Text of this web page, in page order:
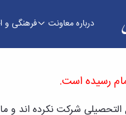
درباره معاونت فرهنگی و
رسیده است.